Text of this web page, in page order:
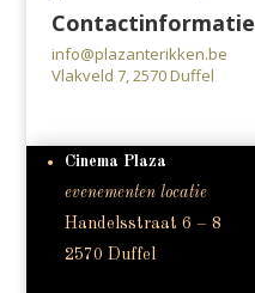
Contactinformatie
info@plazanterikken.be
Vlakveld 7, 2570 Duffel
Cinema Plaza
evenementen locatie
Handelsstraat 6 – 8
2570 Duffel